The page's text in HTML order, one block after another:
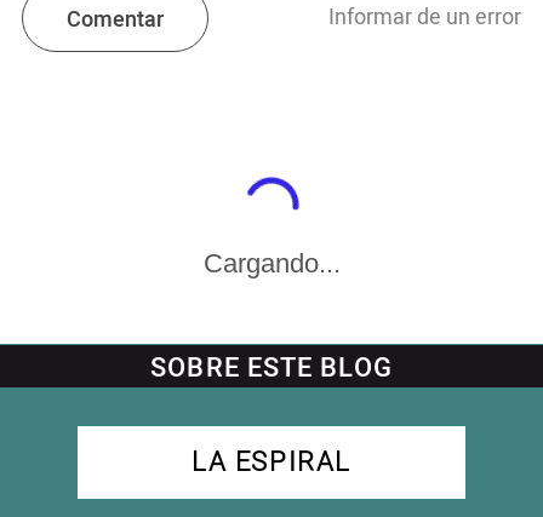
Comentar Informar de un error
Cargando...
SOBRE ESTE BLOG
LA ESPIRAL